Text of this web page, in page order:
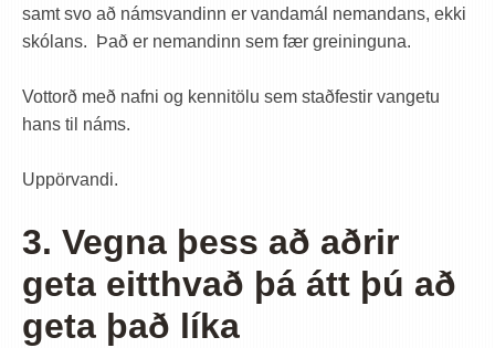
samt svo að námsvandinn er vandamál nemandans, ekki
skólans. Það er nemandinn sem fær greininguna.
Vottorð með nafni og kennitölu sem staðfestir vangetu
hans til náms.
Uppörvandi.
3. Vegna þess að aðrir
geta eitthvað þá átt þú að
geta það líka